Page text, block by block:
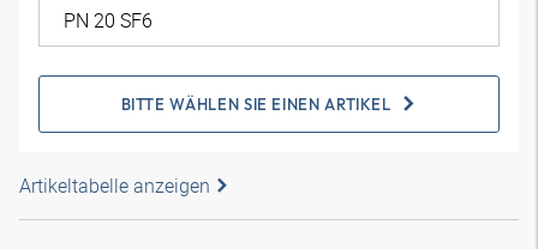
BITTE WÄHLEN SIE EINEN ARTIKEL
Artikeltabelle anzeigen